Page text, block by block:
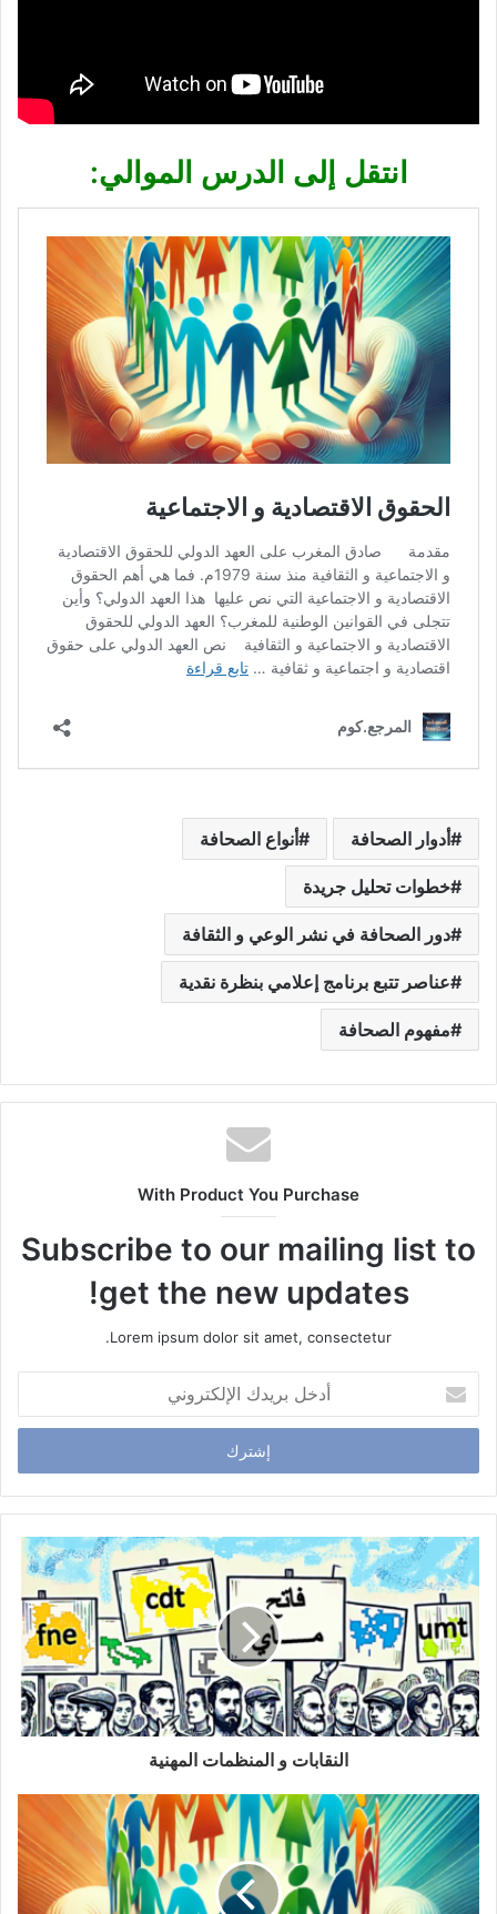
انتقل إلى الدرس الموالي:
أدوار الصحافة أنواع الصحافة
خطوات تحليل جريدة
دور الصحافة في نشر الوعي و الثقافة
عناصر تتبع برنامج إعلامي بنظرة نقدية
مفهوم الصحافة
With Product You Purchase
Subscribe to our mailing list to
get the new updates!
Lorem ipsum dolor sit amet, consectetur.
خ
ب
ر
د
ك
ا
ك
ت
ر
ي
النقابات و المنظمات المهنية